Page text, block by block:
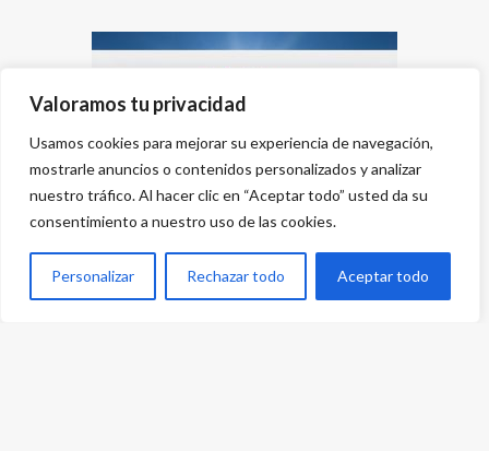
Valoramos tu privacidad
Usamos cookies para mejorar su experiencia de navegación,
mostrarle anuncios o contenidos personalizados y analizar
nuestro tráfico. Al hacer clic en “Aceptar todo” usted da su
consentimiento a nuestro uso de las cookies.
Personalizar Rechazar todo Aceptar todo